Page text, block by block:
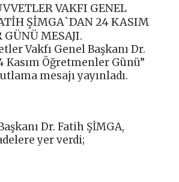
VAKFI GENEL
ŞİMGA`DAN 24 KASIM
GÜNÜ MESAJI.
Vakfı Genel Başkanı Dr.
Kasım Öğretmenler Günü”
mesajı yayınladı.
Dr. Fatih ŞİMGA,
yer verdi;